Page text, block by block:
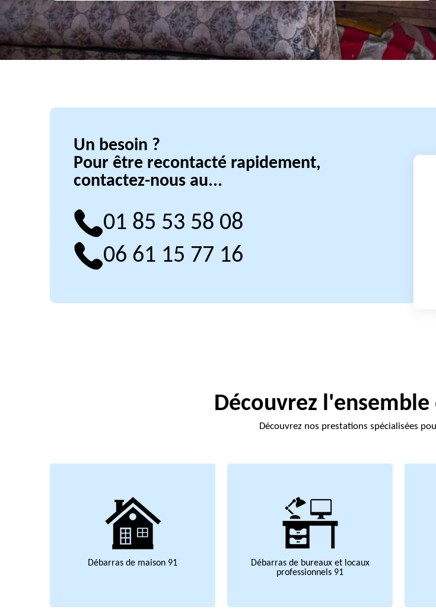
Un besoin ?
Pour être recontacté rapidement,
contactez-nous au...
01 85 53 58 08
06 61 15 77 16
Découvrez l'ensemble
Découvrez nos prestations spécialisées
Débarras de maison 91
Débarras de bureaux et locaux
professionnels 91